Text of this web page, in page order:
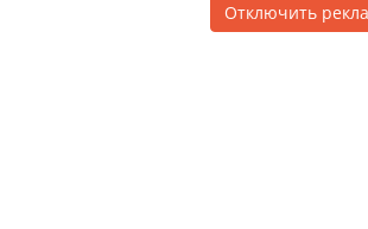
Отключить